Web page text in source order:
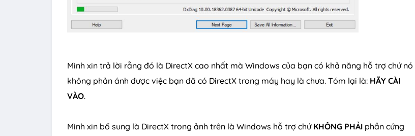
Mình xin trả lời rằng đó là DirectX cao nhất mà Windows của bạn có khả năng hỗ trợ chứ nó
không phản ánh được việc bạn đã có DirectX trong máy hay là chưa. Tóm lại là: HÃY CÀI
VÀO.
Mình xin bổ sung là DirectX trong ảnh trên là Windows hỗ trợ chứ KHÔNG PHẢI phần cứng